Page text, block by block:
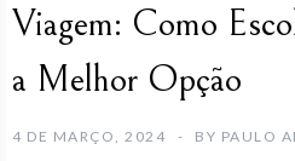
Viagem: Como
a Melhor Opção
4 DE MARÇO, 2024 BY PAULO